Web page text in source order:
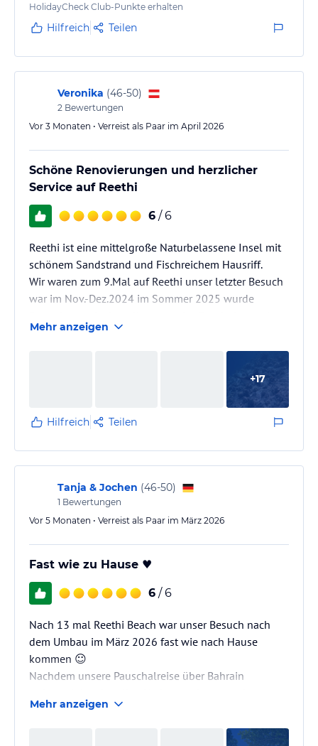
HolidayCheck Club-Punkte erhalten
Hilfreich Teilen
Veronika (46-50)
2 Bewertungen
Vor 3 Monaten • Verreist als Paar im April 2026
Schöne Renovierungen und herzlicher
Service auf Reethi
6 / 6
Reethi ist eine mittelgroße Naturbelassene Insel mit
schönem Sandstrand und Fischreichem Hausriff.
Wir waren zum 9.Mal auf Reethi unser letzter Besuch
war im Nov.-Dez.2024 im Sommer 2025 wurde
Die Gebäude sind an Ort und Stelle geblieben und es
wurde sanft Renoviert, es wurde der Charm der Insel
Zimmer wurden hell gestrichen ,das offenen
Badezimmer komplett erneuert und mit Badewanne
versehen, sehr schöööön,die De…
Mehr anzeigen
+17
Hilfreich Teilen
Tanja & Jochen (46-50)
1 Bewertungen
Vor 5 Monaten • Verreist als Paar im März 2026
Fast wie zu Hause ♥️
6 / 6
Nach 13 mal Reethi Beach war unser Besuch nach
dem Umbau im März 2026 fast wie nach Hause
kommen ☺️
Nachdem unsere Pauschalreise über Bahrain
wurde, musste Plan B her. Denn eines war sicher - den
Urlaub wollten wir uns nicht nehmen lassen, auch
Mehr anzeigen